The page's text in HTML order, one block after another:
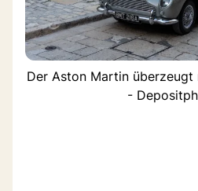
Der Aston Martin
-